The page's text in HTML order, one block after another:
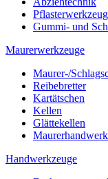
Gummi- und
Maurerwerkzeuge
Maurer-/
Reibebretter
Kartätschen
Kellen
Glättekellen
Handwerkzeuge